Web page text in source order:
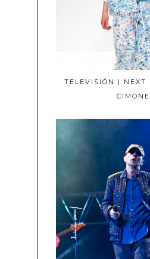
TELEVISIÓN | NEXT
CIMONE